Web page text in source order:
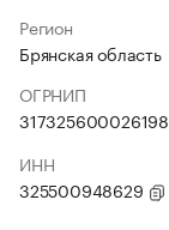
Регион
Брянская область
ОГРНИП
317325600026198
ИНН
325500948629